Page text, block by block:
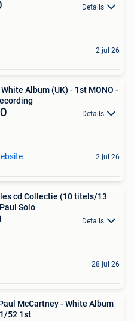
Details
2 jul 26
Album (UK) - 1st MONO -
Details
2 jul 26
cd Collectie (10 titels/13
Solo
Details
28 jul 26
McCartney - White Album
52 1st